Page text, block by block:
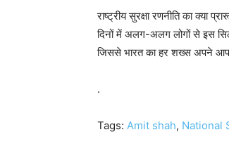
राष्ट्रीय सुरक्षा रणनीति का क्या
दिनों में अलग-अलग लोगों से इस
जिससे भारत का हर शख्स अपने
.
Tags: Amit shah, National